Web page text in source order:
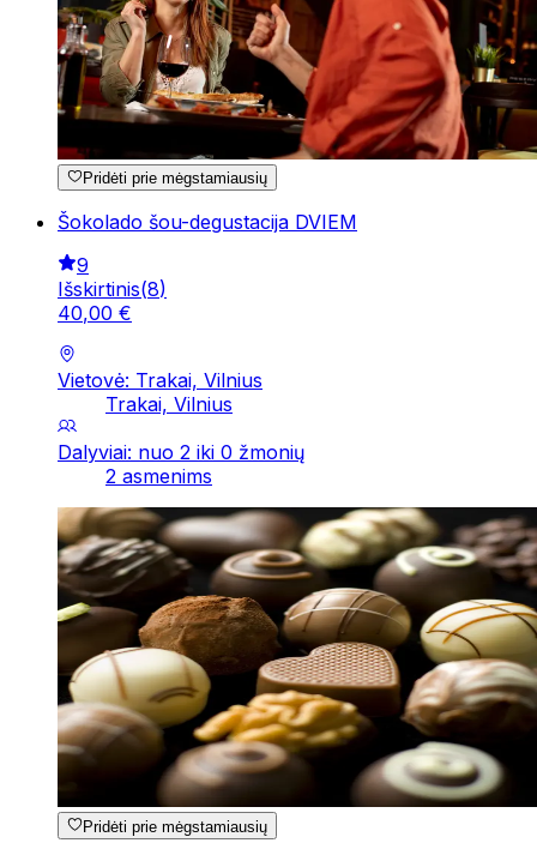
Pridėti prie mėgstamiausių
Šokolado šou-degustacija DVIEM
9
Išskirtinis(8)
40,00 €
Vietovė: Trakai, Vilnius
Trakai, Vilnius
Dalyviai: nuo 2 iki 0 žmonių
2 asmenims
Pridėti prie mėgstamiausių